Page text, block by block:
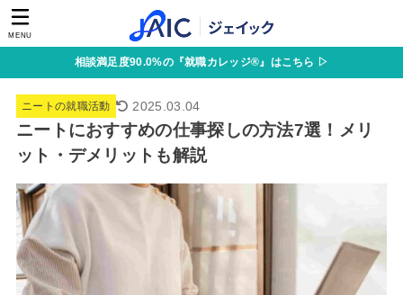
MENU
相談満足度90.0%の『就職カレッジ®』はこちら ▷
ニートの就職活動 2025.03.04
ニートにおすすめの仕事探しの方法7選！メリ
ット・デメリットも解説